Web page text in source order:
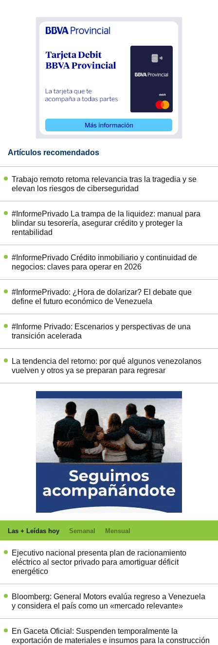
Artículos recomendados
Trabajo remoto retoma relevancia tras la tragedia y se
elevan los riesgos de ciberseguridad
#InformePrivado La trampa de la liquidez: manual para
blindar su tesorería, asegurar crédito y proteger la
rentabilidad
#InformePrivado Crédito inmobiliario y continuidad de
negocios: claves para operar en 2026
#InformePrivado: ¿Hora de dolarizar? El debate que
define el futuro económico de Venezuela
#Informe Privado: Escenarios y perspectivas de una
transición acelerada
La tendencia del retorno: por qué algunos venezolanos
vuelven y otros ya se preparan para regresar
Las + Leídas hoy Semanal Mensual
Ejecutivo nacional presenta plan de racionamiento
eléctrico al sector privado para amortiguar déficit
energético
Bloomberg: General Motors evalúa regreso a Venezuela
y considera el país como un «mercado relevante»
En Gaceta Oficial: Suspenden temporalmente la
exportación de materiales e insumos para la construcción